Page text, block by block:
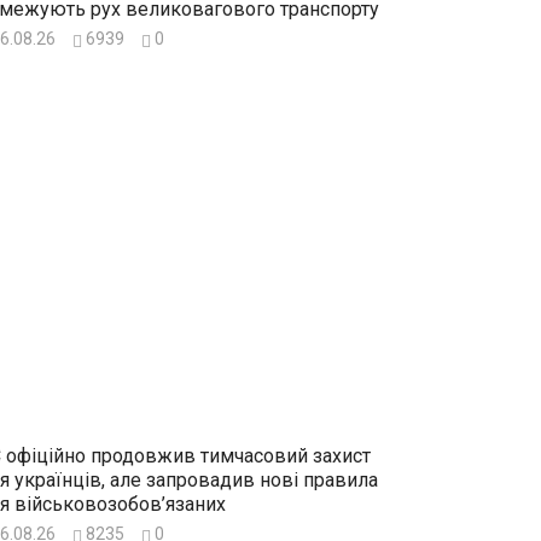
рух великовагового транспорту
6939 0
продовжив тимчасовий захист
українців, але запровадив нові правила
військовозобов’язаних
8235 0